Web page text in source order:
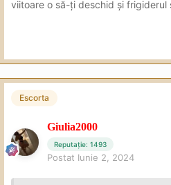
viitoare o să-ți deschid și frigiderul
Escorta
Giulia2000
Reputație: 1493
Postat Iunie 2, 2024